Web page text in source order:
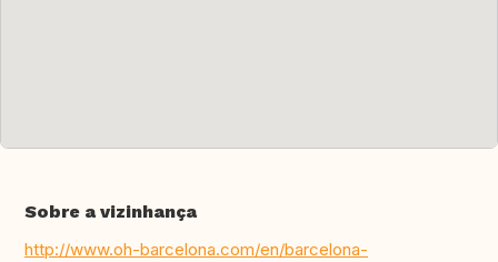
Sobre a vizinhança
http://www.oh-barcelona.com/en/barcelona-